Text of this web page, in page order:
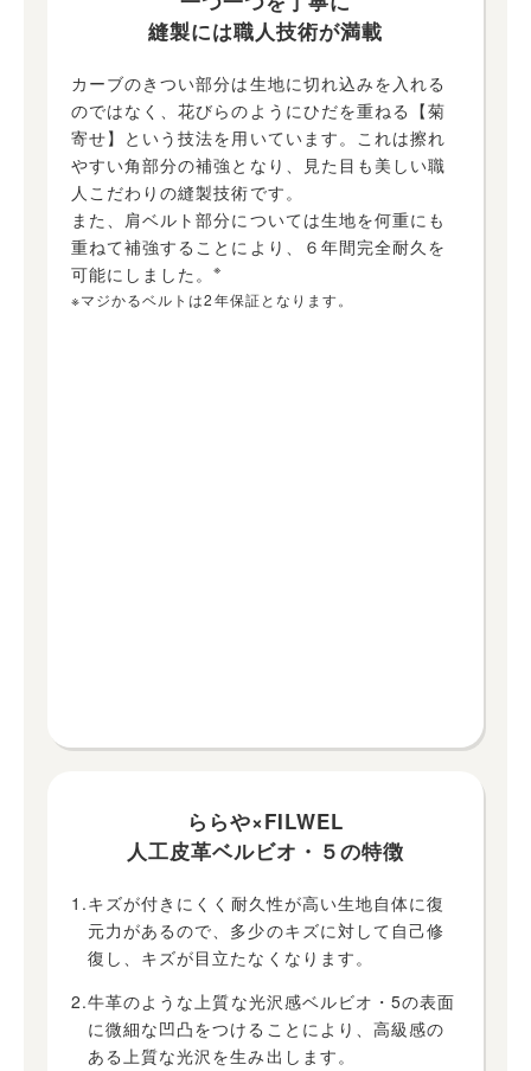
縫製には職人技術が満載
カーブのきつい部分は生地に切れ込みを入れる
のではなく、花びらのようにひだを重ねる【菊
寄せ】という技法を用いています。これは擦れ
やすい角部分の補強となり、見た目も美しい職
人こだわりの縫製技術です。
また、肩ベルト部分については生地を何重にも
重ねて補強することにより、６年間完全耐久を
可能にしました。※
※マジかるベルトは2年保証となります。
ららや×FILWEL
人工皮革ベルビオ・５の特徴
1.キズが付きにくく耐久性が高い生地自体に復
元力があるので、多少のキズに対して自己修
復し、キズが目立たなくなります。
2.牛革のような上質な光沢感ベルビオ・5の表面
に微細な凹凸をつけることにより、高級感の
ある上質な光沢を生み出します。